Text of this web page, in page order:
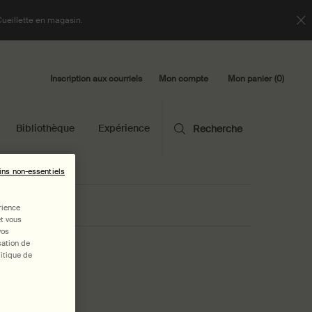
en magasin.
Inscription aux courriels Mon compte Mon panier 0
0 product in cart
Bibliothèque Expérience Recherche
vous
de
de
non-essentiels